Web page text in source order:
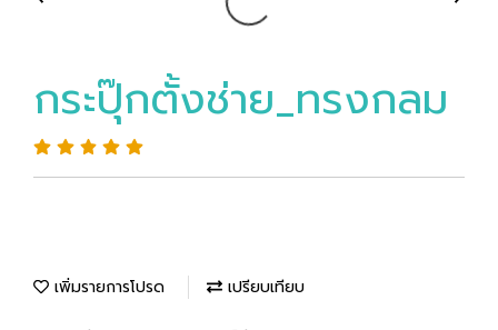
กระปุ๊กตั้งช่าย_ทรงกลม
เพิ่มรายการโปรด เปรียบเทียบ